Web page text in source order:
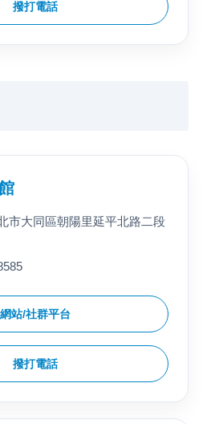
撥打電話
市大同區朝陽里延平北路二段
網站/社群平台
撥打電話